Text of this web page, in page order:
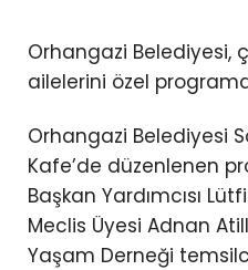
Orhangazi Belediyesi,
ailelerini özel
Orhangazi Belediyesi
Kafe’de düzenlenen
Başkan Yardımcısı
Meclis Üyesi Adnan
Yaşam Derneği